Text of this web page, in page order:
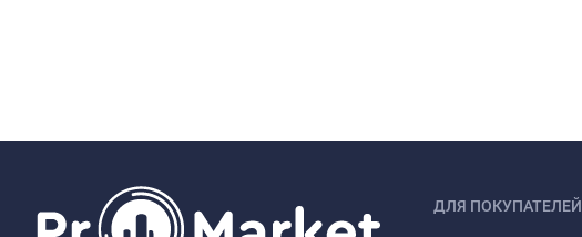
ДЛЯ ПОКУПАТЕЛЕЙ